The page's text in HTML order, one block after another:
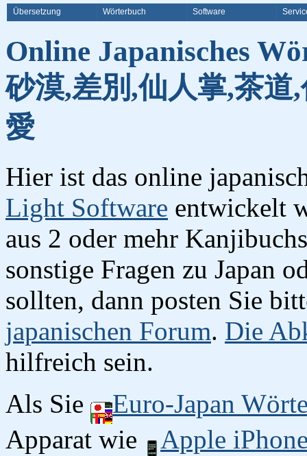
Übersetzung Wörterbuch Software
Online Japanisches
砂漠,差別,仙人掌,茶道
愛
Hier ist das online
Light Software entwickelt
aus 2 oder mehr
sonstige Fragen zu Japan
sollten, dann posten Sie
japanischen Forum. Die
hilfreich sein.
Als Sie
Euro-Japan
Apparat wie
Apple